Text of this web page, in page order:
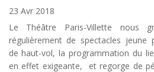
23 Avr 2018
Le Théâtre Paris-Villette nous
régulièrement de spectacles jeune
de haut-vol, la programmation du
en effet exigeante, et regorge de